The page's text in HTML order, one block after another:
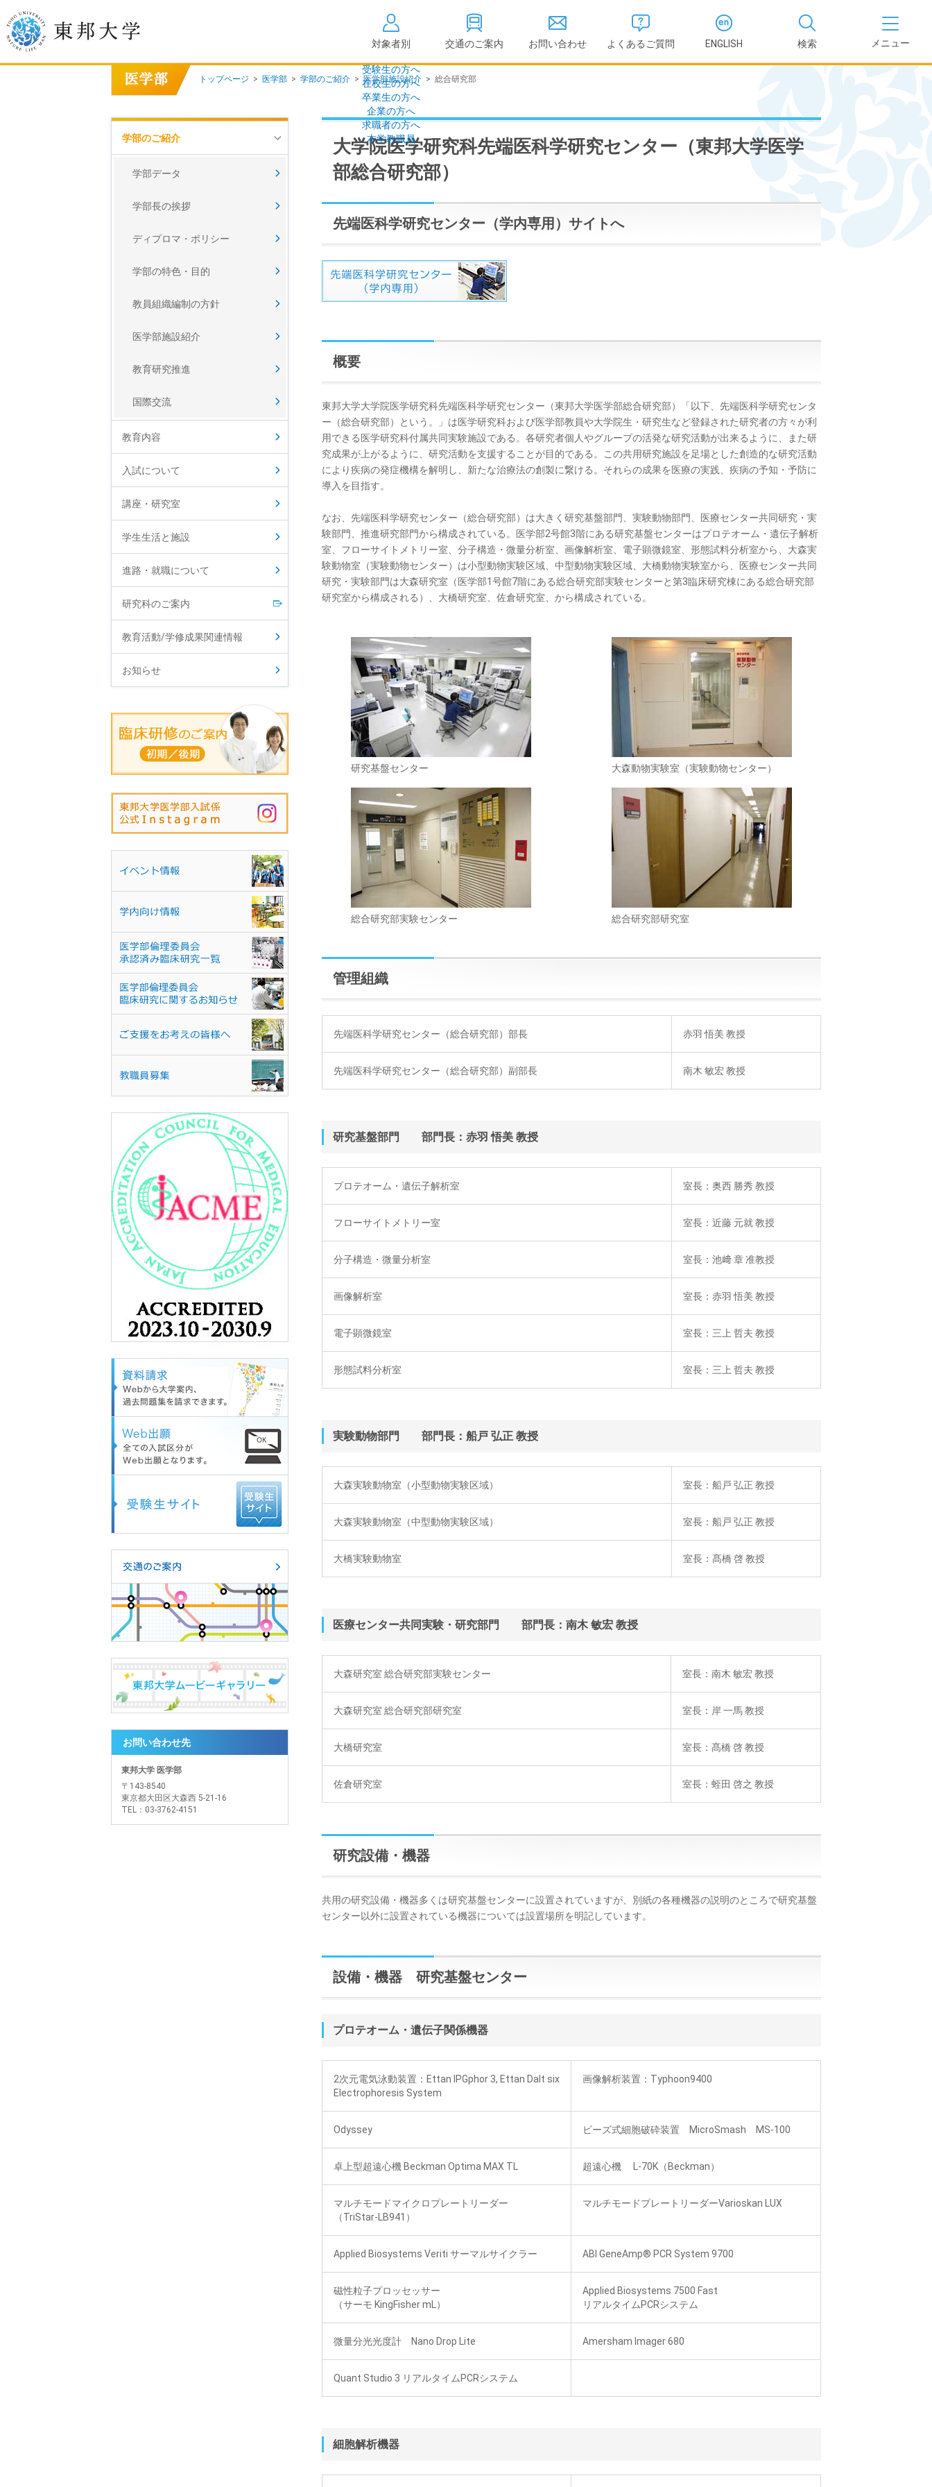
対象者別
受験生の方へ
在校生の方へ
卒業生の方へ
企業の方へ
求職者の方へ
本学教職員
交通のご案内 お問い合わせ よくあるご質問 ENGLISH 検索
学長挨拶
建学の精神/教育の理念
東邦大学学則・
（教学に関する方針）
教職員数
大学情報の公開
情報公開
教学に関する情報
点検・評価
社会貢献等
キャンパス敷地建物面
設置計画履行状況報告書
各種アンケート結果
薬学部
看護学部
健康科学部
トップページ > 医学部 > 学部のご紹介 >医学部施設紹介 > 総合研究部
大学院医学研究科先端医科学研究センター（東邦大学医学
部総合研究部）
先端医科学研究センター（学内専用）サイトへ
概要
東邦大学大学院医学研究科先端医科学研究センター（東邦大学医学部総合研究部）「以下、先端医科学研究センタ
ー（総合研究部）という。」は医学研究科および医学部教員や大学院生・研究生など登録された研究者の方々が利
用できる医学研究科付属共同実験施設である。各研究者個人やグループの活発な研究活動が出来るように、また研
究成果が上がるように、研究活動を支援することが目的である。この共用研究施設を足場とした創造的な研究活動
により疾病の発症機構を解明し、新たな治療法の創製に繋ける。それらの成果を医療の実践、疾病の予知・予防に
導入を目指す。
なお、先端医科学研究センター（総合研究部）は大きく研究基盤部門、実験動物部門、医療センター共同研究・実
験部門、推進研究部門から構成されている。医学部2号館3階にある研究基盤センターはプロテオーム・遺伝子解析
室、フローサイトメトリー室、分子構造・微量分析室、画像解析室、電子顕微鏡室、形態試料分析室から、大森実
験動物室（実験動物センター）は小型動物実験区域、中型動物実験区域、大橋動物実験室から、医療センター共同
研究・実験部門は大森研究室（医学部1号館7階にある総合研究部実験センターと第3臨床研究棟にある総合研究部
研究室から構成される）、大橋研究室、佐倉研究室、から構成されている。
研究基盤センター 大森動物実験室（実験動物センター）
総合研究部実験センター 総合研究部研究室
管理組織
先端医科学研究センター（総合研究部）部長 赤羽 悟美 教授
先端医科学研究センター（総合研究部）副部長 南木 敏宏 教授
研究基盤部門 部門長：赤羽 悟美 教授
プロテオーム・遺伝子解析室 室長：奥西 勝秀 教授
フローサイトメトリー室 室長：近藤 元就 教授
分子構造・微量分析室 室長：池﨑 章 准教授
画像解析室 室長：赤羽 悟美 教授
電子顕微鏡室 室長：三上 哲夫 教授
形態試料分析室 室長：三上 哲夫 教授
実験動物部門 部門長：船戸 弘正 教授
大森実験動物室（小型動物実験区域） 室長：船戸 弘正 教授
大森実験動物室（中型動物実験区域） 室長：船戸 弘正 教授
大橋実験動物室 室長：髙橋 啓 教授
医療センター共同実験・研究部門 部門長：南木 敏宏 教授
大森研究室 総合研究部実験センター 室長：南木 敏宏 教授
大森研究室 総合研究部研究室 室長：岸 一馬 教授
大橋研究室 室長：髙橋 啓 教授
佐倉研究室 室長：蛭田 啓之 教授
研究設備・機器
共用の研究設備・機器多くは研究基盤センターに設置されていますが、別紙の各種機器の説明のところで研究基盤
センター以外に設置されている機器については設置場所を明記しています。
設備・機器 研究基盤センター
プロテオーム・遺伝子関係機器
2次元電気泳動装置：Ettan IPGphor 3, Ettan Dalt six
Electrophoresis System
画像解析装置：Typhoon9400
Odyssey ビーズ式細胞破砕装置 MicroSmash MS-100
卓上型超遠心機 Beckman Optima MAX TL 超遠心機 L-70K（Beckman）
マルチモードマイクロプレートリーダー
（TriStar-LB941）
マルチモードプレートリーダーVarioskan LUX
Applied Biosystems Veriti サーマルサイクラー ABI GeneAmp® PCR System 9700
磁性粒子プロッセッサー
（サーモ KingFisher mL）
Applied Biosystems 7500 Fast
リアルタイムPCRシステム
微量分光光度計 Nano Drop Lite Amersham Imager 680
Quant Studio 3 リアルタイムPCRシステム
細胞解析機器
学部のご紹介
学部データ
学部長の挨拶
ディプロマ・ポリシー
学部の特色・目的
教員組織編制の方針
医学部施設紹介
教育研究推進
国際交流
教育内容
入試について
講座・研究室
学生生活と施設
進路・就職について
研究科のご案内
教育活動/学修成果関連情報
お知らせ
お問い合わせ先
東邦大学 医学部
〒143-8540
東京都大田区大森西 5-21-16
TEL：03-3762-4151